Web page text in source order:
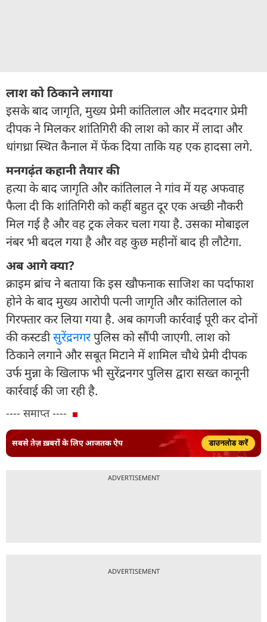
लाश को ठिकाने लगाया
इसके बाद जागृति, मुख्य प्रेमी कांतिलाल और मददगार प्रेमी
दीपक ने मिलकर शांतिगिरी की लाश को कार में लादा और
धांगध्रा स्थित कैनाल में फेंक दिया ताकि यह एक हादसा लगे.
मनगढ़ंत कहानी तैयार की
हत्या के बाद जागृति और कांतिलाल ने गांव में यह अफवाह
फैला दी कि शांतिगिरी को कहीं बहुत दूर एक अच्छी नौकरी
मिल गई है और वह ट्रक लेकर चला गया है. उसका मोबाइल
नंबर भी बदल गया है और वह कुछ महीनों बाद ही लौटेगा.
अब आगे क्या?
क्राइम ब्रांच ने बताया कि इस खौफनाक साजिश का पर्दाफाश
होने के बाद मुख्य आरोपी पत्नी जागृति और कांतिलाल को
गिरफ्तार कर लिया गया है. अब कागजी कार्रवाई पूरी कर दोनों
की कस्टडीसुरेंद्रनगरपुलिस को सौंपी जाएगी. लाश को
ठिकाने लगाने और सबूत मिटाने में शामिल चौथे प्रेमी दीपक
उर्फ मुन्ना के खिलाफ भी सुरेंद्रनगर पुलिस द्वारा सख्त कानूनी
कार्रवाई की जा रही है.
---- समाप्त ----
सबसे तेज़ ख़बरों के लिए आजतक ऐप डाउनलोड करें
ADVERTISEMENT
ADVERTISEMENT